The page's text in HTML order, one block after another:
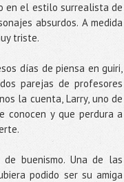
en el estilo surrealista de
absurdos. A medida
triste.
días de piensa en guiri,
parejas de profesores
la cuenta, Larry, uno de
conocen y que perdura a
buenismo. Una de las
podido ser su amiga